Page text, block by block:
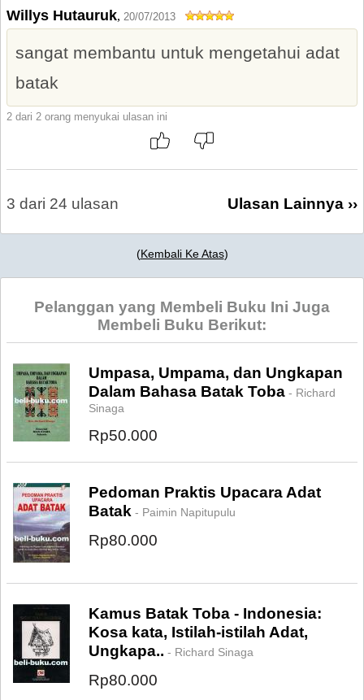
Willys Hutauruk, 20/07/2013
sangat membantu untuk mengetahui adat
batak
2 dari 2 orang menyukai ulasan ini
3 dari 24 ulasan Ulasan Lainnya ››
(Kembali Ke Atas)
Pelanggan yang Membeli Buku Ini Juga
Membeli Buku Berikut:
Umpasa, Umpama, dan Ungkapan
Dalam Bahasa Batak Toba - Richard
Sinaga
Rp50.000
Pedoman Praktis Upacara Adat
Batak - Paimin Napitupulu
Rp80.000
Kamus Batak Toba - Indonesia:
Kosa kata, Istilah-istilah Adat,
Ungkapa.. - Richard Sinaga
Rp80.000